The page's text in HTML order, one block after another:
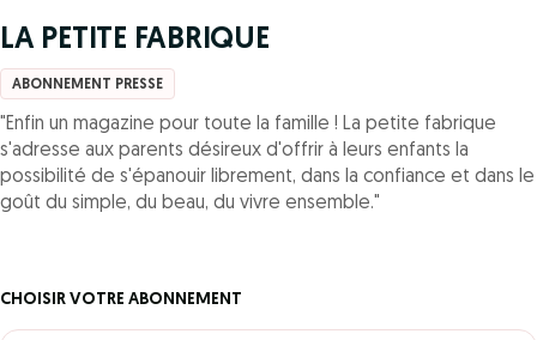
LA PETITE FABRIQUE
ABONNEMENT PRESSE
"Enfin un magazine pour toute la famille ! La petite fabrique
s'adresse aux parents désireux d'offrir à leurs enfants la
possibilité de s'épanouir librement, dans la confiance et dans le
goût du simple, du beau, du vivre ensemble."
CHOISIR VOTRE ABONNEMENT